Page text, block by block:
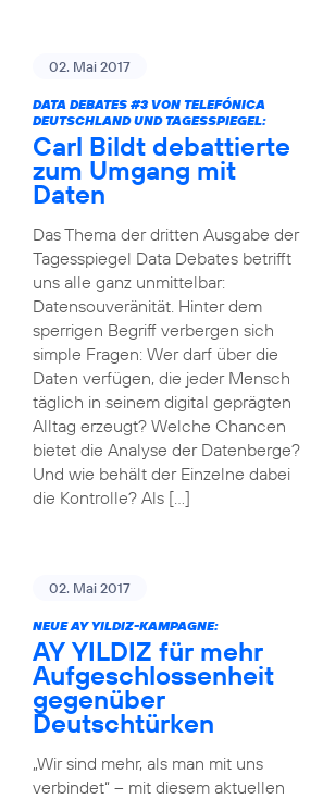
02. Mai 2017
DATA DEBATES #3VON TELEFÓNICA
DEUTSCHLAND UND TAGESSPIEGEL:
Carl Bildt debattierte
zum Umgang mit
Daten
Das Thema der dritten Ausgabe der
Tagesspiegel Data Debates betrifft
uns alle ganz unmittelbar:
Datensouveränität. Hinter dem
sperrigen Begriff verbergen sich
simple Fragen: Wer darf über die
Daten verfügen, die jeder Mensch
täglich in seinem digital geprägten
Alltag erzeugt? Welche Chancen
bietet die Analyse der Datenberge?
Und wie behält der Einzelne dabei
die Kontrolle? Als […]
02. Mai 2017
NEUE AY YILDIZ-KAMPAGNE:
AY YILDIZ für mehr
Aufgeschlossenheit
gegenüber
Deutschtürken
„Wir sind mehr, als man mit uns
verbindet“ – mit diesem aktuellen